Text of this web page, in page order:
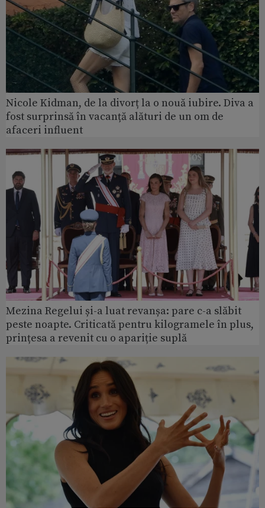
Nicole Kidman, de la divorț la o nouă iubire. Diva a
fost surprinsă în vacanță alături de un om de
afaceri influent
Mezina Regelui și-a luat revanșa: pare c-a slăbit
peste noapte. Criticată pentru kilogramele în plus,
prințesa a revenit cu o apariție suplă